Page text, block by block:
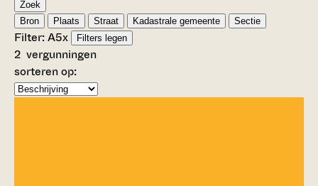
Zoek
Bron
Plaats Straat Kadastrale gemeente Sectie
Filter:A5x Filters legen
2 vergunningen
sorteren op: